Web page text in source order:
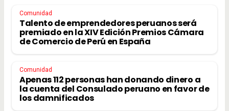
Comunidad
Talento de emprendedores peruanos será
premiado en la XIV Edición Premios Cámara
de Comercio de Perú en España
Comunidad
Apenas 112 personas han donando dinero a
la cuenta del Consulado peruano en favor de
los damnificados